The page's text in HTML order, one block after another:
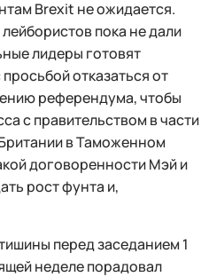
Brexit не ожидается.
пока не дали
лидеры готовят
отказаться от
референдума, чтобы
с правительством в части
в Таможенном
договоренности Мэй и
рост фунта и,
перед заседанием 1
неделе порадовал